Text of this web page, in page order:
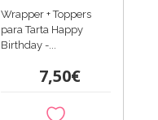
Wrapper + Toppers
para Tarta Happy
Birthday -...
7,50€